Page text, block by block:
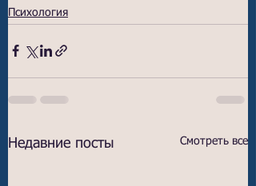
Психология
Недавние посты Смотреть все